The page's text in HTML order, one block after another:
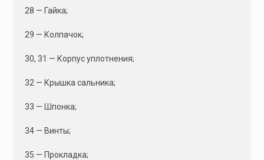
28 — Гайка;
29 — Колпачок;
30, 31 — Корпус уплотнения;
32 — Крышка сальника;
33 — Шпонка;
34 — Винты;
35 — Прокладка;